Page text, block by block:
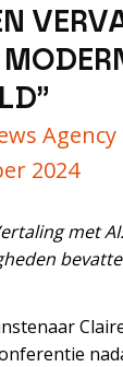
Agency
2024
met